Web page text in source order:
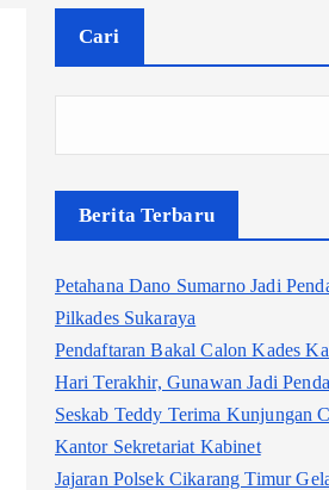
Cari
Berita Terbaru
Petahana Dano Sumarno Jadi
Pilkades Sukaraya
Pendaftaran Bakal Calon Kades
Hari Terakhir, Gunawan Jadi
Seskab Teddy Terima Kunjungan
Kantor Sekretariat Kabinet
Jajaran Polsek Cikarang Timur